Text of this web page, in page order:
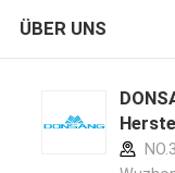
ÜBER UNS